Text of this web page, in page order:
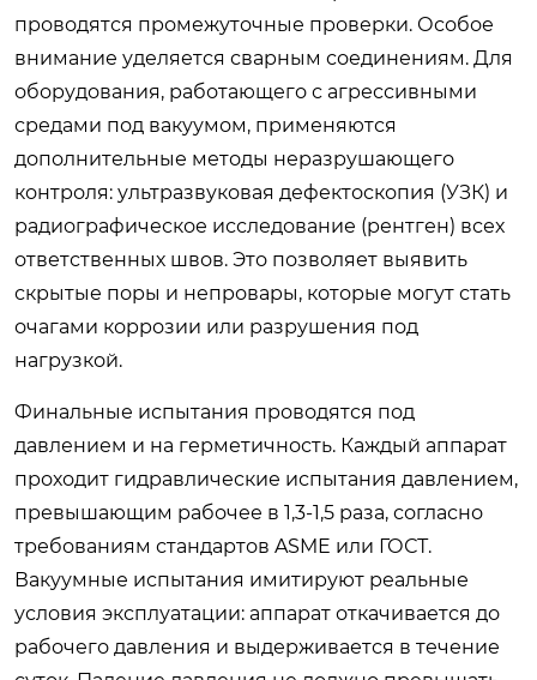
проводятся промежуточные проверки. Особое
внимание уделяется сварным соединениям. Для
оборудования, работающего с агрессивными
средами под вакуумом, применяются
дополнительные методы неразрушающего
контроля: ультразвуковая дефектоскопия (УЗК) и
радиографическое исследование (рентген) всех
ответственных швов. Это позволяет выявить
скрытые поры и непровары, которые могут стать
очагами коррозии или разрушения под
нагрузкой.
Финальные испытания проводятся под
давлением и на герметичность. Каждый аппарат
проходит гидравлические испытания давлением,
превышающим рабочее в 1,3-1,5 раза, согласно
требованиям стандартов ASME или ГОСТ.
Вакуумные испытания имитируют реальные
условия эксплуатации: аппарат откачивается до
рабочего давления и выдерживается в течение